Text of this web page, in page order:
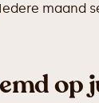
maand
op